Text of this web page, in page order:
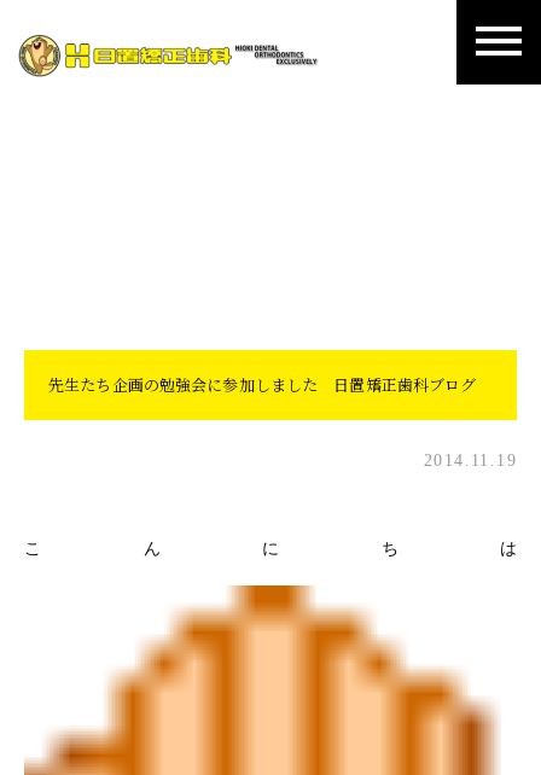
先生たち企画の勉強会に参加しました 日置矯正歯科ブログ
2014.11.19
こんにちは